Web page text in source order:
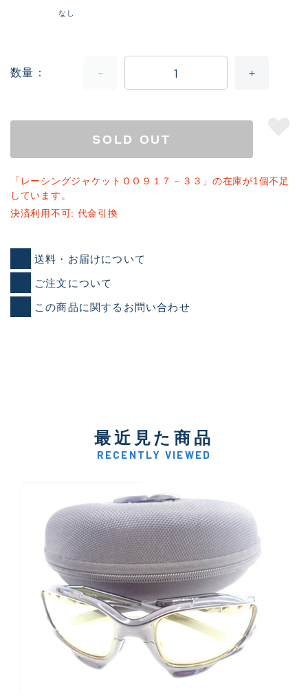
なし
数量
SOLD OUT
「レーシングジャケットＯＯ９１７－３３」の在庫が1個不足
しています。
決済利用不可: 代金引換
送料・お届けについて
ご注文について
この商品に関するお問い合わせ
最近見た商品
RECENTLY VIEWED